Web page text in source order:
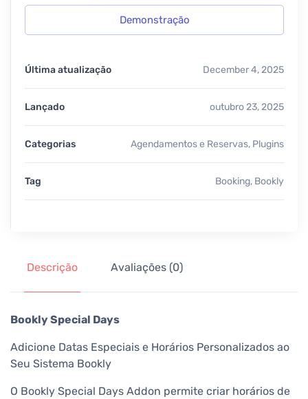
Demonstração
Última atualização December 4, 2025
Lançado outubro 23, 2025
Categorias Agendamentos e Reservas, Plugins
Tag Booking, Bookly
Descrição Avaliações (0)
Bookly Special Days
Adicione Datas Especiais e Horários Personalizados ao
Seu Sistema Bookly
O Bookly Special Days Addon permite criar horários de